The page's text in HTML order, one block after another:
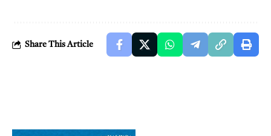
Share This Article